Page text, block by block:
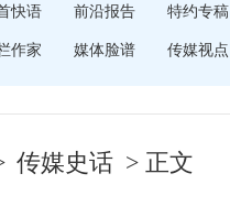
快语 前沿报告 特约专稿
作家 媒体脸谱 传媒视点
传媒史话 > 正文